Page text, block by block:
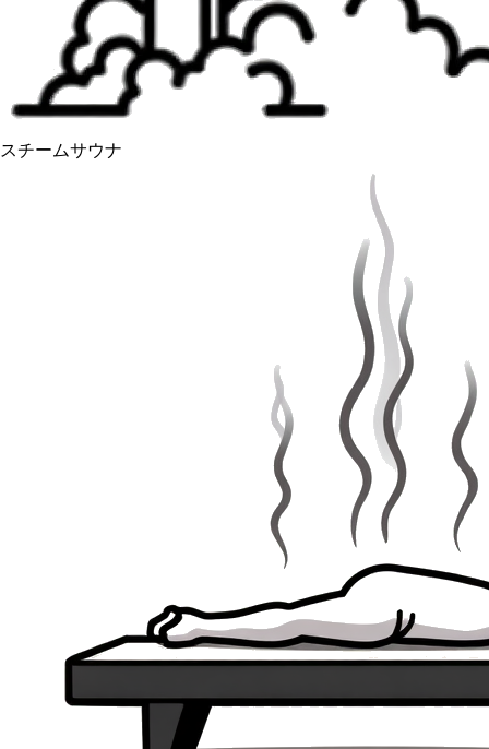
スチームサウナ